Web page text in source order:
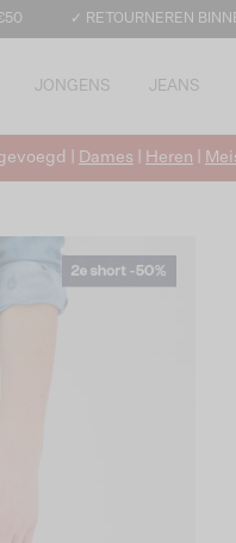
✓ RETOURNEREN
JONGENS JEANS
| Dames Heren